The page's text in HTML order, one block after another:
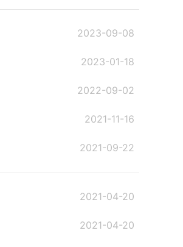
2023-09-08
2023-01-18
2022-09-02
2021-11-16
2021-09-22
2021-04-20
2021-04-20